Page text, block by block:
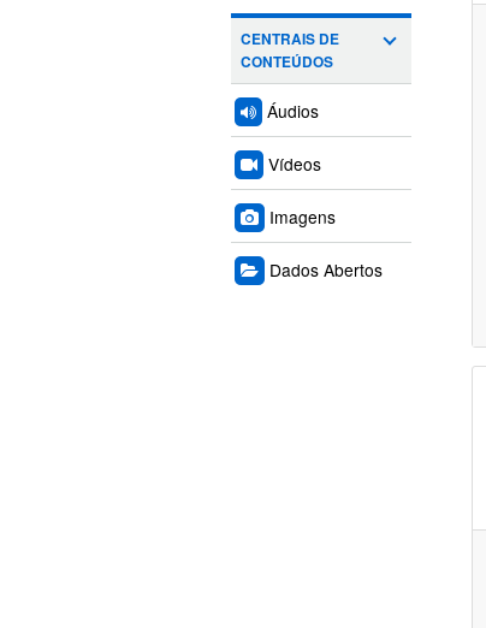
CENTRAIS DE
CONTEÚDOS
Áudios
Vídeos
Imagens
Dados Abertos